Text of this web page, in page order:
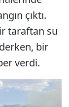
çıktı.
taraftan su
bir
verdi.